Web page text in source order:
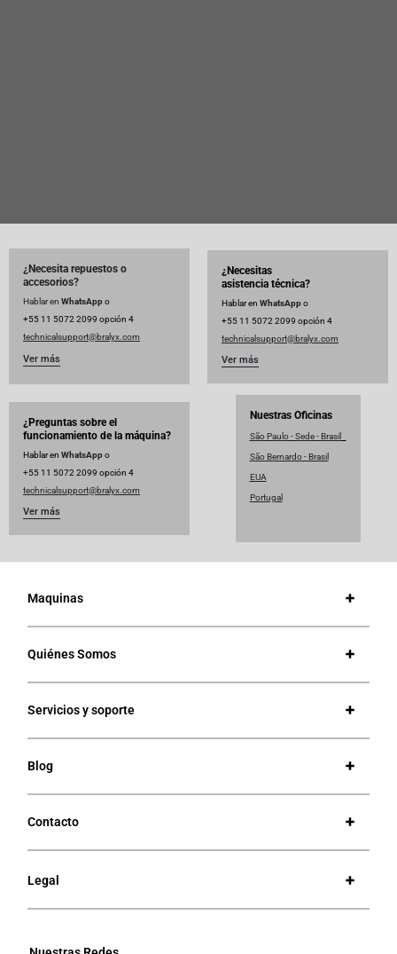
¿Necesita repuestos o
accesorios?
Hablar en WhatsAppo
+55 11 5072 2099 opción 4
technicalsupport@bralyx.com
Ver más
¿Necesitas
asistencia técnica?
Hablar en WhatsAppo
+55 11 5072 2099 opción 4
technicalsupport@bralyx.com
Ver más
¿Preguntas sobre el
funcionamiento de la máquina?
Hablar en WhatsAppo
+55 11 5072 2099 opción 4
technicalsupport@bralyx.com
Ver más
Nuestras Oficinas
São Paulo - Sede - Brasil
São Bernardo - Brasil
EUA
Portugal
Maquinas
Quiénes Somos
Servicios y soporte
Blog
Contacto
Legal